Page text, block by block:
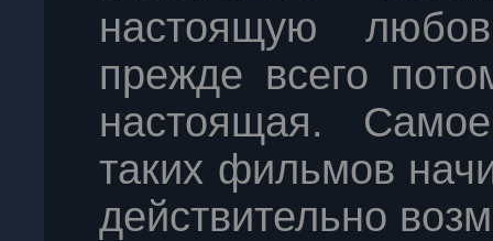
настоящую
прежде всего
настоящая.
таких фильмов
действительно